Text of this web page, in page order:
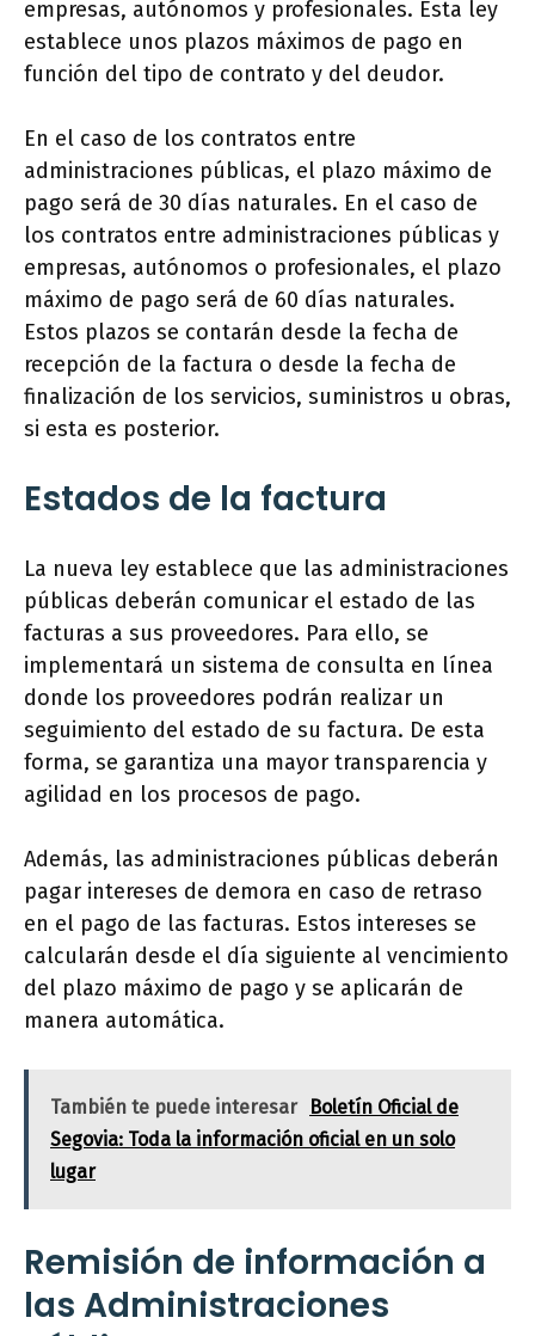
empresas, autónomos y profesionales. Esta ley
establece unos plazos máximos de pago en
función del tipo de contrato y del deudor.
En el caso de los contratos entre
administraciones públicas, el plazo máximo de
pago será de 30 días naturales. En el caso de
los contratos entre administraciones públicas y
empresas, autónomos o profesionales, el plazo
máximo de pago será de 60 días naturales.
Estos plazos se contarán desde la fecha de
recepción de la factura o desde la fecha de
finalización de los servicios, suministros u obras,
si esta es posterior.
Estados de la factura
La nueva ley establece que las administraciones
públicas deberán comunicar el estado de las
facturas a sus proveedores. Para ello, se
implementará un sistema de consulta en línea
donde los proveedores podrán realizar un
seguimiento del estado de su factura. De esta
forma, se garantiza una mayor transparencia y
agilidad en los procesos de pago.
Además, las administraciones públicas deberán
pagar intereses de demora en caso de retraso
en el pago de las facturas. Estos intereses se
calcularán desde el día siguiente al vencimiento
del plazo máximo de pago y se aplicarán de
manera automática.
También te puede interesar
Boletín Oficial de
Segovia: Toda la información oficial en un solo
lugar
Remisión de información a
las Administraciones